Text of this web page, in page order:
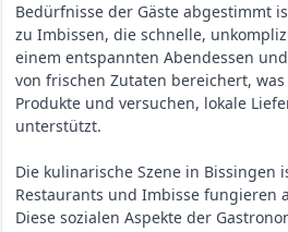
Bedürfnisse der Gäste abgestimmt
zu Imbissen, die schnelle,
einem entspannten Abendessen
von frischen Zutaten bereichert,
Produkte und versuchen, lokale
unterstützt.
Die kulinarische Szene in
Restaurants und Imbisse fungieren
Diese sozialen Aspekte der